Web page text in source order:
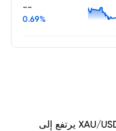
--
0.69%
أسعار الذهب اليوم: XAU/USD يرتفع إلى